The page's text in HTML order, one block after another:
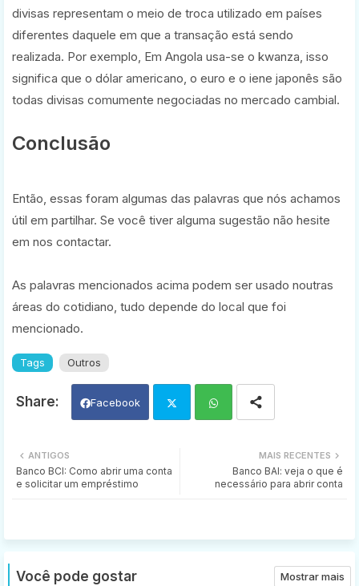
divisas representam o meio de troca utilizado em países
diferentes daquele em que a transação está sendo
realizada. Por exemplo, Em Angola usa-se o kwanza, isso
significa que o dólar americano, o euro e o iene japonês são
todas divisas comumente negociadas no mercado cambial.
Conclusão
Então, essas foram algumas das palavras que nós achamos
útil em partilhar. Se você tiver alguma sugestão não hesite
em nos contactar.
As palavras mencionados acima podem ser usado noutras
áreas do cotidiano, tudo depende do local que foi
mencionado.
Tags Outros
Facebook
tter
MAIS RECENTES
Banco BAI: veja o que é
necessário para abrir conta
ANTIGOS
Banco BCI: Como abrir uma conta
e solicitar um empréstimo
Você pode gostar Mostrar mais